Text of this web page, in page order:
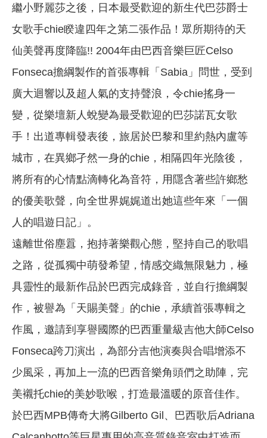
繼小野麗莎之後，日本最受歡迎的新生代巴莎爵士
女歌手chie睽違四年之第二張作品！眾所期待的天
仙美聲再度降臨!! 2004年由巴西音樂巨匠Celso
Fonseca擔綱製作的首張專輯「Sabia」問世，受到
廣大迴響以及超人氣的支持聲浪，令chie搖身一
變，從樂壇新人蛻變為最受歡迎的巴莎諾瓦女歌
手！出道專輯發表後，旅居於巴黎和里約熱內盧等
城市，在異鄉孑然一身的chie，相隔四年光陰後，
將所有的心情點滴轉化為音符，用隱含著些許鄉愁
的優美歌聲，向全世界娓娓道出她這些年來「一個
人的唱遊日記」。
遠離世俗塵囂，抱持著樂觀心態，堅持自己的歌唱
之路，從孤獨中萌發希望，情感交織無限魅力，極
具靈性的最新作品於巴西完成錄音，並自行擔綱製
作，被譽為「天賜美聲」的chie，承續首張專輯之
作風，邀請到享譽國際的巴西重量級吉他大師Celso
Fonseca跨刀演出，為部分吉他演奏與合唱增添不
少風采，再加上一流的巴西音樂角頭們之助陣，完
美襯托chie的美妙歌喉，打造最溫暖的原音佳作。
於巴西MPB傳奇大將Gilberto Gil、巴西歌后Adriana